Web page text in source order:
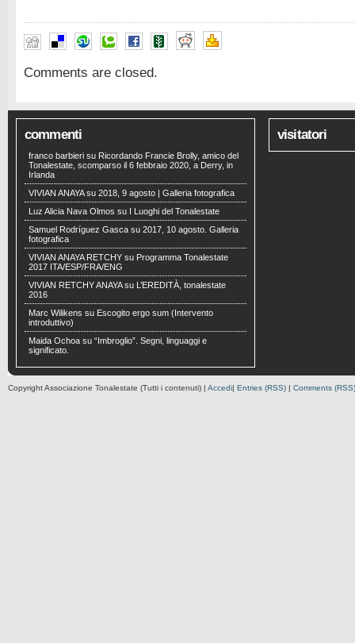
Comments are closed.
commenti
franco barbieri su Ricordando Francie Brolly, amico del
Tonalestate, scomparso il 6 febbraio 2020, a Derry, in
Irlanda
VIVIAN ANAYAsu 2018, 9 agosto | Galleria fotografica
Luz Alicia Nava Olmos su I Luoghi del Tonalestate
Samuel Rodríguez Gasca su 2017, 10 agosto. Galleria
fotografica
VIVIAN ANAYA RETCHY su Programma Tonalestate
2017 ITA/ESP/FRA/ENG
VIVIAN RETCHY ANAYAsu L’EREDITÀ, tonalestate
2016
Marc Wilikens su Escogito ergo sum (Intervento
introduttivo)
Maida Ochoa su “Imbroglio”. Segni, linguaggi e
significato.
visitatori
Copyright Associazione Tonalestate (Tutti i contenuti) | Accedi| Entries (RSS) | Comments (RSS)